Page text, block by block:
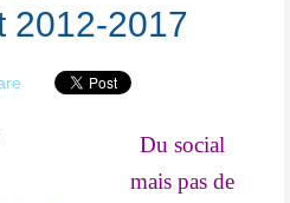
2012-2017
Du social
mais pas de